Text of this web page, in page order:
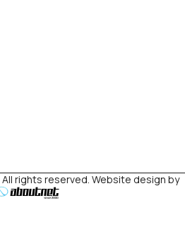
rights reserved. Website design by